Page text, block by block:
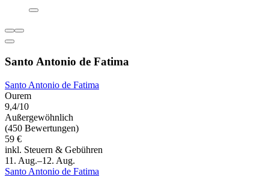
Santo Antonio de Fatima
Santo Antonio de Fatima
Ourem
9,4/10
Außergewöhnlich
(450 Bewertungen)
59 €
inkl. Steuern & Gebühren
11. Aug.–12. Aug.
Santo Antonio de Fatima